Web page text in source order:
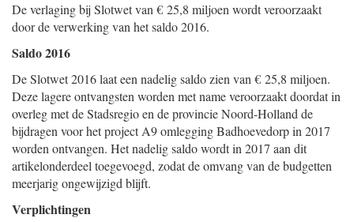
De verlaging bij Slotwet van € 25,8 miljoen wordt veroorzaakt
door de verwerking van het saldo 2016.
Saldo 2016
De Slotwet 2016 laat een nadelig saldo zien van € 25,8 miljoen.
Deze lagere ontvangsten worden met name veroorzaakt doordat in
overleg met de Stadsregio en de provincie Noord-Holland de
bijdragen voor het project A9 omlegging Badhoevedorp in 2017
worden ontvangen. Het nadelig saldo wordt in 2017 aan dit
artikelonderdeel toegevoegd, zodat de omvang van de budgetten
meerjarig ongewijzigd blijft.
Verplichtingen